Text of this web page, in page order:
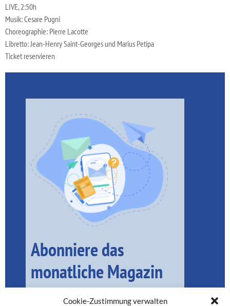
Cookie-Zustimmung verwalten
LIVE, 2:50h
Musik: Cesare Pugni
Choreographie: Pierre Lacotte
Libretto: Jean-Henry Saint-Georges und Marius Petipa
Ticket reservieren
Abonniere das
monatliche Magazin